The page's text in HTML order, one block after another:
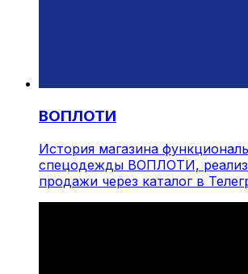
ВОПЛОТИ
История магазина
спецодежды ВОПЛОТИ,
продажи через каталог в